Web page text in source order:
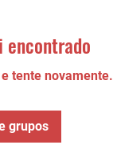
encontrado
tente novamente.
grupos